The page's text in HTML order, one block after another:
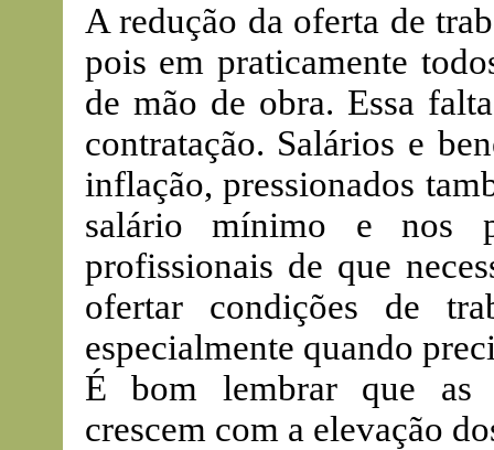
A redução da oferta de
pois em praticamente
de mão de obra. Essa
contratação. Salários e
inflação, pressionados
salário mínimo e nos
profissionais de que
ofertar condições de
especialmente quando
É bom lembrar que as
crescem com a elevação